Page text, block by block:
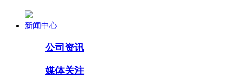
新闻中心
公司资讯
媒体关注